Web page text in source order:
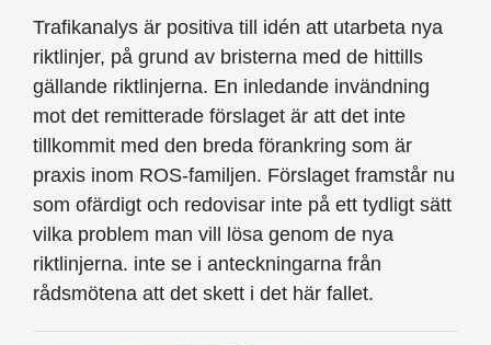
Trafikanalys är positiva till idén att utarbeta nya
riktlinjer, på grund av bristerna med de hittills
gällande riktlinjerna. En inledande invändning
mot det remitterade förslaget är att det inte
tillkommit med den breda förankring som är
praxis inom ROS-familjen. Förslaget framstår nu
som ofärdigt och redovisar inte på ett tydligt sätt
vilka problem man vill lösa genom de nya
riktlinjerna. inte se i anteckning­arna från
rådsmötena att det skett i det här fallet.